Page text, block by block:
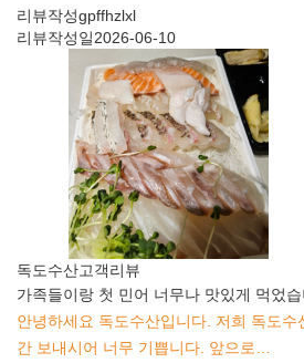
리뷰작성gpffhzlxl
리뷰작성일2026-06-10
독도수산고객리뷰
가족들이랑 첫 민어 너무나 맛있게 먹었
안녕하세요 독도수산입니다. 저희 독도수
간 보내시어 너무 기쁩니다. 앞으로…